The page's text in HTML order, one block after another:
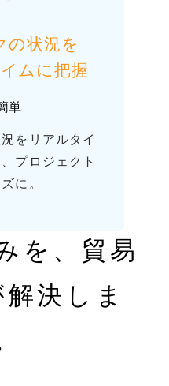
の状況を
ムに把握
をリアルタイ
プロジェクト
に。
を、貿易
決しま